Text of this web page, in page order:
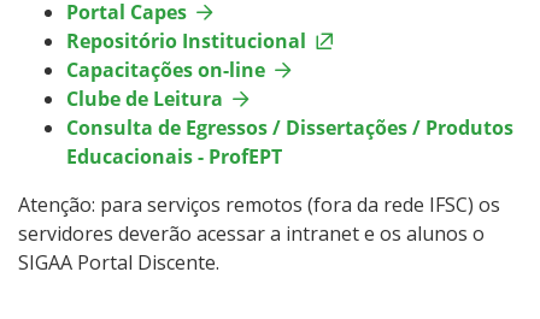
Portal Capes
Repositório Institucional
Capacitações on-line
Clube de Leitura
Consulta de Egressos / Dissertações / Produtos
Educacionais - ProfEPT
Atenção: para serviços remotos (fora da rede IFSC) os
servidores deverão acessar a intranet e os alunos o
SIGAA Portal Discente.